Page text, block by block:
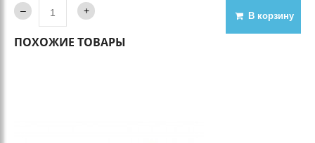
В корзину
ПОХОЖИЕ ТОВАРЫ